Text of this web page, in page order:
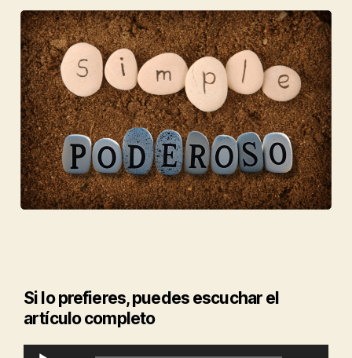
Si lo prefieres, puedes escuchar el
artículo completo